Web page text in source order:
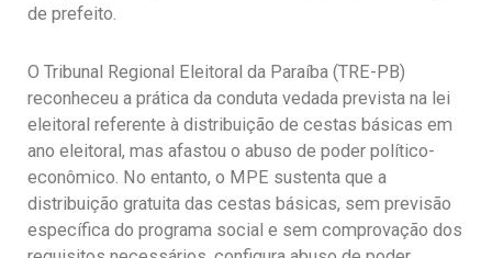
de prefeito.
O Tribunal Regional Eleitoral da Paraíba (TRE-PB)
reconheceu a prática da conduta vedada prevista na lei
eleitoral referente à distribuição de cestas básicas em
ano eleitoral, mas afastou o abuso de poder político-
econômico. No entanto, o MPE sustenta que a
distribuição gratuita das cestas básicas, sem previsão
específica do programa social e sem comprovação dos